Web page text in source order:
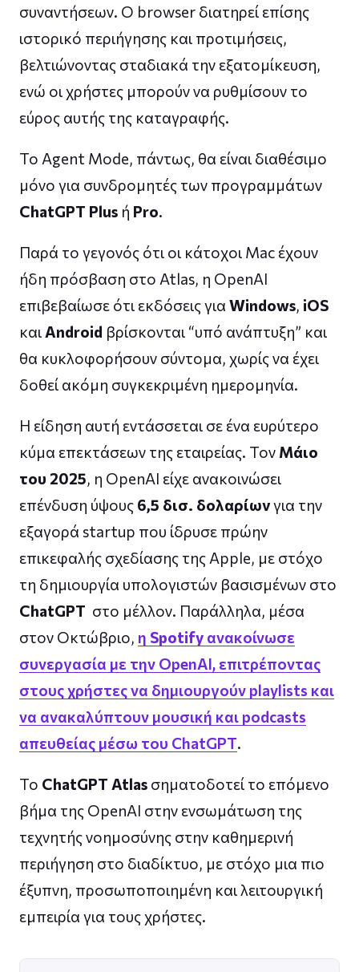
συναντήσεων. Ο browser διατηρεί επίσης
ιστορικό περιήγησης και προτιμήσεις,
βελτιώνοντας σταδιακά την εξατομίκευση,
ενώ οι χρήστες μπορούν να ρυθμίσουν το
εύρος αυτής της καταγραφής.
Το Agent Mode, πάντως, θα είναι διαθέσιμο
μόνο για συνδρομητές των προγραμμάτων
ChatGPT Plus ή Pro.
Παρά το γεγονός ότι οι κάτοχοι Mac έχουν
ήδη πρόσβαση στο Atlas, η OpenAI
επιβεβαίωσε ότι εκδόσεις για Windows, iOS
καιAndroid βρίσκονται “υπό ανάπτυξη” και
θα κυκλοφορήσουν σύντομα, χωρίς να έχει
δοθεί ακόμη συγκεκριμένη ημερομηνία.
Η είδηση αυτή εντάσσεται σε ένα ευρύτερο
κύμα επεκτάσεων της εταιρείας. Τον Μάιο
του 2025, η OpenAI είχε ανακοινώσει
επένδυση ύψους 6,5 δισ. δολαρίωνγια την
εξαγορά startup που ίδρυσε πρώην
επικεφαλής σχεδίασης της Apple, με στόχο
τη δημιουργία υπολογιστών βασισμένων στο
ChatGPT στο μέλλον. Παράλληλα, μέσα
στον Οκτώβριο, η Spotify ανακοίνωσε
συνεργασία με την OpenAI, επιτρέποντας
στους χρήστες να δημιουργούν playlists και
να ανακαλύπτουν μουσική και podcasts
απευθείας μέσω του ChatGPT.
Το ChatGPT Atlas σηματοδοτεί το επόμενο
βήμα της OpenAI στην ενσωμάτωση της
τεχνητής νοημοσύνης στην καθημερινή
περιήγηση στο διαδίκτυο, με στόχο μια πιο
έξυπνη, προσωποποιημένη και λειτουργική
εμπειρία για τους χρήστες.